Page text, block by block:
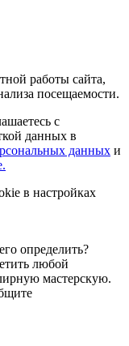
работы сайта,
посещаемости.
с
данных в
данных и
в настройках
определить?
любой
мастерскую.